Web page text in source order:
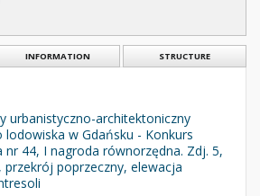
INFORMATION STRUCTURE
urbanistyczno-architektoniczny
w Gdańsku - Konkurs
nr 44, I nagroda równorzędna. Zdj. 5,
przekrój poprzeczny, elewacja